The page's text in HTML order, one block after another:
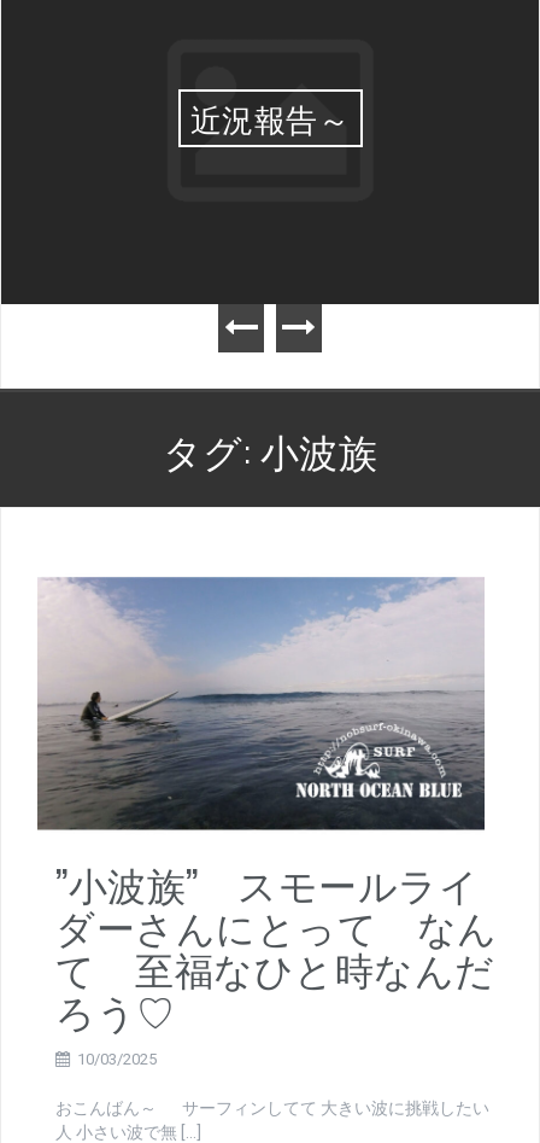
近況報告～
タグ:小波族
”小波族” スモールライ
ダーさんにとって なん
て 至福なひと時なんだ
ろう♡
10/03/2025
おこんばん～ サーフィンしてて 大きい波に挑戦したい
人 小さい波で無 […]